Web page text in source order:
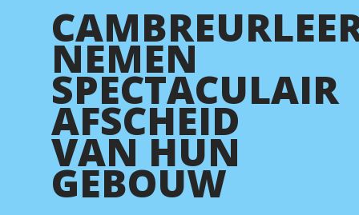
NEMEN
SPECTACULAIR
AFSCHEID
VAN HUN
GEBOUW